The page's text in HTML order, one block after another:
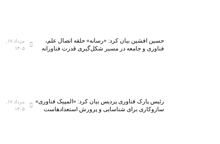
حسین افشین بیان کرد: «رسانه» حلقه اتصال علم،
فناوری و جامعه در مسیر شکل‌گیری قدرت فناورانه
۱۴۰۵
رئیس پارک فناوری پردیس بیان کرد: «المپیک فناوری»
سازوکاری برای شناسایی و پرورش استعدادهاست
۱۴۰۵